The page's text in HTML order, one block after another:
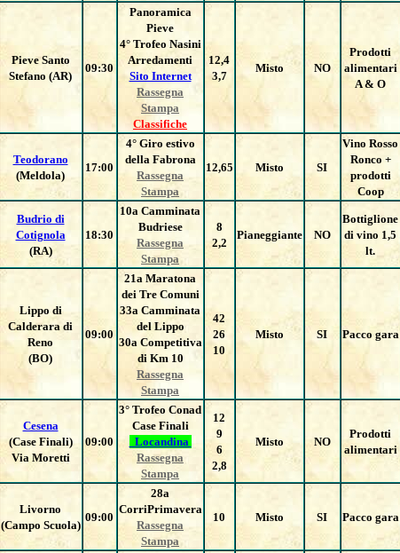
Pieve Santo
Stefano (AR)
09:30
Panoramica
Pieve
4° Trofeo Nasini
Arredamenti
Sito Internet
Rassegna
Stampa
Classifiche
12,4
3,7
Misto NO
Prodotti
alimentari
A & O
Teodorano
(Meldola)
17:00
4° Giro estivo
della Fabrona
Rassegna
Stampa
12,65 Misto SI
Vino Rosso
Ronco +
prodotti
Coop
Budrio di
Cotignola
(RA)
18:30
10a Camminata
Budriese
Rassegna
Stampa
8
2,2
Pianeggiante NO
Bottiglione
di vino 1,5
lt.
Lippo di
Calderara di
Reno
(BO)
09:00
21a Maratona
dei Tre Comuni
33a Camminata
del Lippo
30a Competitiva
di Km 10
Rassegna
Stampa
42
26
10
Misto SI Pacco gara
Cesena
(Case Finali)
Via Moretti
09:00
3° Trofeo Conad
Case Finali
Locandina
Rassegna
Stampa
12
9
6
2,8
Misto NO
Prodotti
alimentari
Livorno
(Campo Scuola)
09:00
28a
CorriPrimavera
Rassegna
Stampa
10 Misto SI Pacco gara